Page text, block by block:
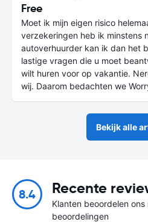
Free
Moet ik mijn eigen risico
verzekeringen heb ik minstens
autoverhuurder kan ik dan het
lastige vragen die u moet
wilt huren voor op vakantie.
wij. Daarom bedachten we
Bekijk alle
8.4 Recente
Klanten beoordelen
beoordelingen